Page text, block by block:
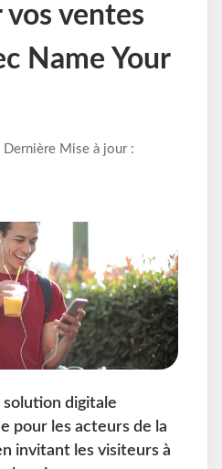
ventes
Name Your
Mise à jour :
solution digitale
pour les acteurs de la
invitant les visiteurs à